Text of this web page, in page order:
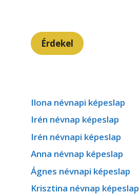
Érdekel
Ilona névnapi képeslap
Irén névnap képeslap
Irén névnapi képeslap
Anna névnap képeslap
Ágnes névnapi képeslap
Krisztina névnap képeslap